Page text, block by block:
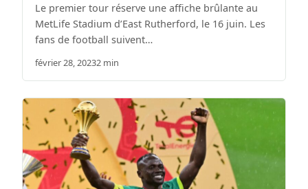
Le premier tour réserve une affiche brûlante au
MetLife Stadium d’East Rutherford, le 16 juin. Les
fans de football suivent…
février 28, 20232 min